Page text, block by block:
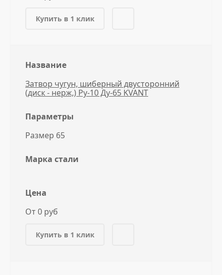
Купить в 1 клик
Название
Затвор чугун, шиберный двусторонний
(диск - нерж,) Ру-10 Ду-65 KVANT
Параметры
Размер 65
Марка стали
Цена
От 0 руб
Купить в 1 клик